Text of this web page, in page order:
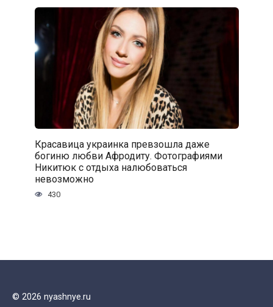
Красавица украинка превзошла даже
богиню любви Афродиту. Фотографиями
Никитюк с отдыха налюбоваться
невозможно
430
© 2026 nyashnye.ru